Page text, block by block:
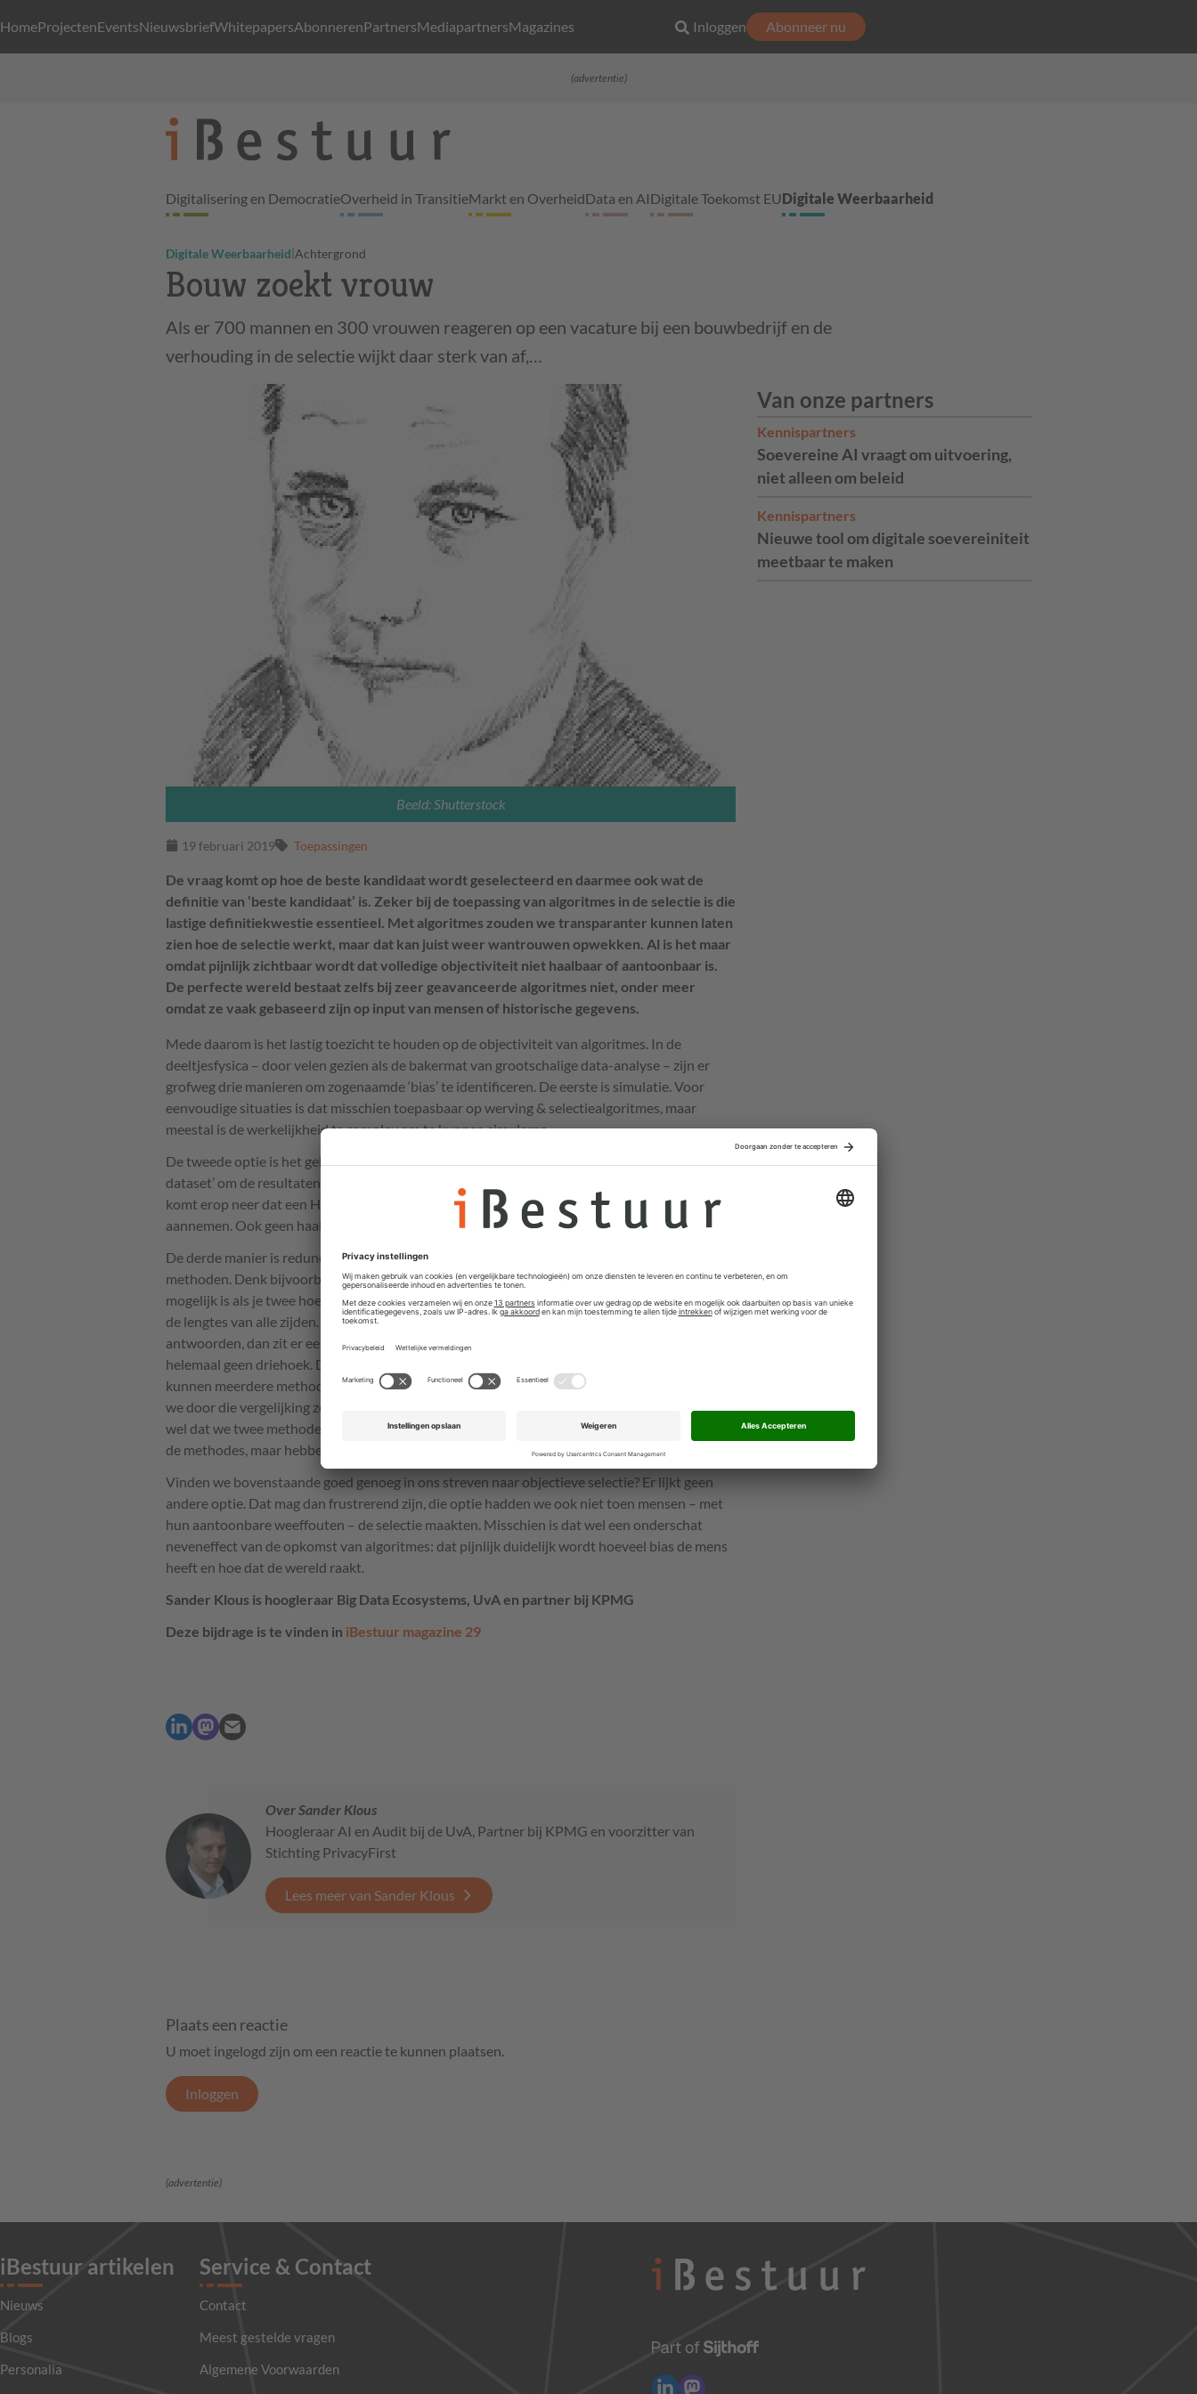
HomeProjectenEventsNieuwsbriefWhitepapersAbonnerenPartnersMediapartnersMagazines Inloggen Abonneer nu
(advertentie)
Digitalisering en DemocratieOverheid in TransitieMarkt en OverheidData en AIDigitale Toekomst EUDigitale Weerbaarheid
Digitale Weerbaarheid|Achtergrond
Bouw zoekt vrouw
Als er 700 mannen en 300 vrouwen reageren op een vacature bij een bouwbedrijf en de
verhouding in de selectie wijkt daar sterk van af,…
Beeld: Shutterstock
19 februari 2019 Toepassingen
Van onze partners
Kennispartners
Soevereine AI vraagt om uitvoering,
niet alleen om beleid
Kennispartners
Nieuwe tool om digitale soevereiniteit
meetbaar te maken
De vraag komt op hoe de beste kandidaat wordt geselecteerd en daarmee ook wat de
definitie van ‘beste kandidaat’ is. Zeker bij de toepassing van algoritmes in de selectie is die
lastige definitiekwestie essentieel. Met algoritmes zouden we transparanter kunnen laten
zien hoe de selectie werkt, maar dat kan juist weer wantrouwen opwekken. Al is het maar
omdat pijnlijk zichtbaar wordt dat volledige objectiviteit niet haalbaar of aantoonbaar is.
De perfecte wereld bestaat zelfs bij zeer geavanceerde algoritmes niet, onder meer
omdat ze vaak gebaseerd zijn op input van mensen of historische gegevens.
Mede daarom is het lastig toezicht te houden op de objectiviteit van algoritmes. In de
deeltjesfysica – door velen gezien als de bakermat van grootschalige data-analyse – zijn er
grofweg drie manieren om zogenaamde ‘bias’ te identificeren. De eerste is simulatie. Voor
eenvoudige situaties is dat misschien toepasbaar op werving & selectiealgoritmes, maar
meestal is de werkelijkheid te complex om te kunnen simuleren.
De tweede optie is het gebruik van willekeurig gekozen datapunten in een ‘minimum bias
dataset’ om de resultaten van het algoritme te kunnen vergelijken met een nulmeting. Dit
komt erop neer dat een HR-manager ook een random groep kandidaten zou moeten
aannemen. Ook geen haalbare kaart dus.
De derde manier is redundantie, het vergelijken van de uitkomsten van verschillende
methoden. Denk bijvoorbeeld aan het bepalen van de oppervlakte van een driehoek, wat
mogelijk is als je twee hoeken kent en de lengte van één zijde, of als je geen hoeken kent maar
de lengtes van alle zijden. Mochten de twee methodes resulteren in verschillende
antwoorden, dan zit er een fout in één van de metingen, of het model klopt niet en het is dus
helemaal geen driehoek. Deze methode biedt enig perspectief voor de selectie-algoritmes. We
kunnen meerdere methoden toepassen en de resultaten met elkaar vergelijken. Misschien dat
we door die vergelijking zelfs komen tot een betere definitie van ‘de beste kandidaat’. Nadeel is
wel dat we twee methodes vergelijken, we kunnen dus iets zeggen over de verschillen tussen
de methodes, maar hebben geen volledig objectieve referentie.
Vinden we bovenstaande goed genoeg in ons streven naar objectieve selectie? Er lijkt geen
andere optie. Dat mag dan frustrerend zijn, die optie hadden we ook niet toen mensen – met
hun aantoonbare weeffouten – de selectie maakten. Misschien is dat wel een onderschat
neveneffect van de opkomst van algoritmes: dat pijnlijk duidelijk wordt hoeveel bias de mens
heeft en hoe dat de wereld raakt.
Sander Klous is hoogleraar Big Data Ecosystems, UvA en partner bij KPMG
Deze bijdrage is te vinden in iBestuur magazine 29
Over Sander Klous
Hoogleraar AI en Audit bij de UvA, Partner bij KPMG en voorzitter van
Stichting PrivacyFirst
Lees meer van Sander Klous
Plaats een reactie
U moet ingelogd zijn om een reactie te kunnen plaatsen.
Inloggen
(advertentie)
iBestuur artikelen
Nieuws
Blogs
Personalia
Service & Contact
Contact
Meest gestelde vragen
Algemene Voorwaarden